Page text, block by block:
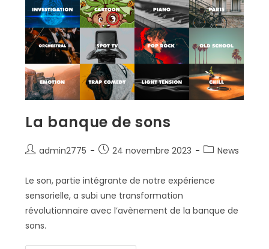
La banque de sons
Auteur/autrice
la
publication :
admin2775
Publication
24 novembre 2023
PostNews
Le son, partie intégrante de notre expérience
sensorielle, a subi une transformation
révolutionnaire avec l’avènement de la banque de
sons.